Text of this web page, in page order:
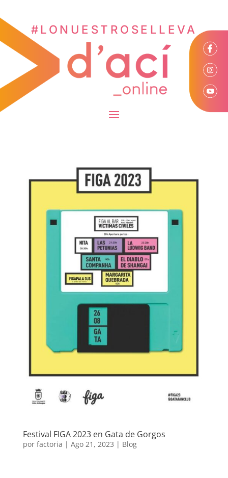
#LONUESTROSELLEVA
Festival FIGA 2023 en Gata de Gorgos
por factoria | Ago 21, 2023 | Blog